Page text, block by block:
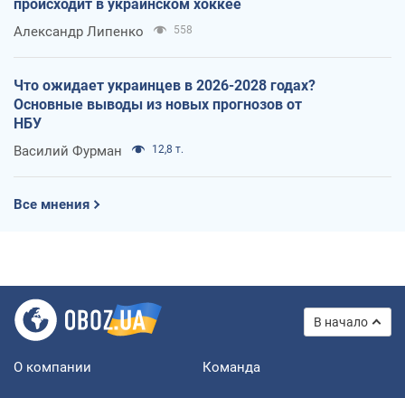
происходит в украинском хоккее
Александр Липенко 558
Что ожидает украинцев в 2026-2028 годах?
Основные выводы из новых прогнозов от
НБУ
Василий Фурман 12,8 т.
Все мнения
В начало
О компании Команда